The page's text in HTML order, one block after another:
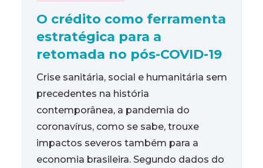
O crédito como ferramenta
estratégica para a
retomada no pós-COVID-19
Crise sanitária, social e humanitária sem
precedentes na história
contemporânea, a pandemia do
coronavírus, como se sabe, trouxe
impactos severos também para a
economia brasileira. Segundo dados do